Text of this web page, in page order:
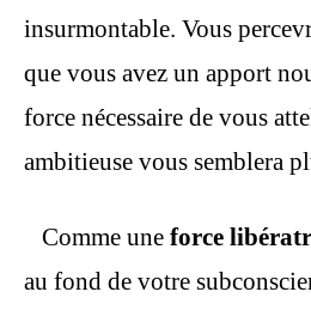
insurmontable. Vous
que vous avez un apport
force nécessaire de vous
ambitieuse vous semblera
Comme une force
au fond de votre